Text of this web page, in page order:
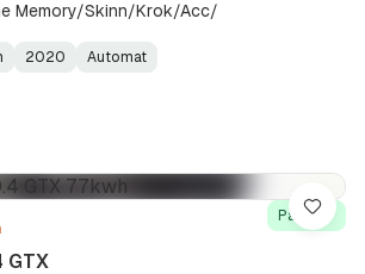
Memory/Skinn/Krok/Acc/
2020
Automat
På lager
GTX
Lagre